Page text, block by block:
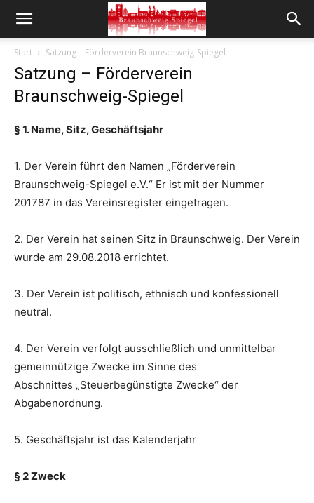
Start Satzung – Förderverein Braunschweig-Spiegel
Satzung – Förderverein
Braunschweig-Spiegel
§ 1. Name, Sitz, Geschäftsjahr
1. Der Verein führt den Namen „Förderverein
Braunschweig-Spiegel e.V.“ Er ist mit der Nummer
201787 in das Vereinsregister eingetragen.
2. Der Verein hat seinen Sitz in Braunschweig. Der Verein
wurde am 29.08.2018 errichtet.
3. Der Verein ist politisch, ethnisch und konfessionell
neutral.
4. Der Verein verfolgt ausschließlich und unmittelbar
gemeinnützige Zwecke im Sinne des
Abschnittes „Steuerbegünstigte Zwecke“ der
Abgabenordnung.
5. Geschäftsjahr ist das Kalenderjahr
§ 2 Zweck